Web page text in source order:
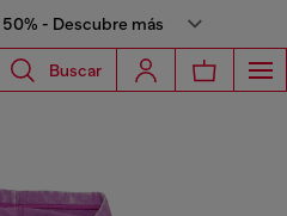
- Descubre más
Buscar